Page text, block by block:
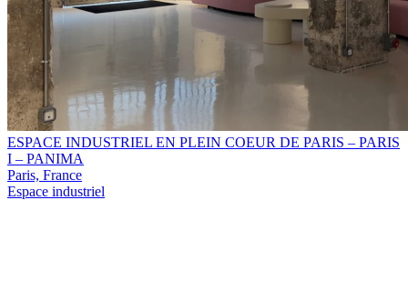
ESPACE INDUSTRIEL EN PLEIN COEUR DE PARIS – PARIS
I – PANIMA
Paris, France
Espace industriel